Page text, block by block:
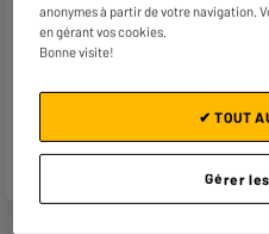
Adresse postale
Adresse électronique
anonymes à partir de votre navigation.
en gérant vos cookies.
Bonne visite!
Gérer
✔ TOUT